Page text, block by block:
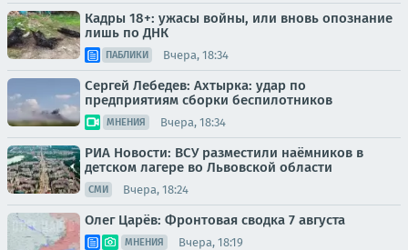
Кадры 18+: ужасы войны, или вновь опознание
лишь по ДНК
ПАБЛИКИ Вчера, 18:34
Сергей Лебедев: Ахтырка: удар по
предприятиям сборки беспилотников
МНЕНИЯ Вчера, 18:34
РИА Новости: ВСУ разместили наёмников в
детском лагере во Львовской области
СМИ Вчера, 18:24
Олег Царёв: Фронтовая сводка 7 августа
МНЕНИЯ Вчера, 18:19